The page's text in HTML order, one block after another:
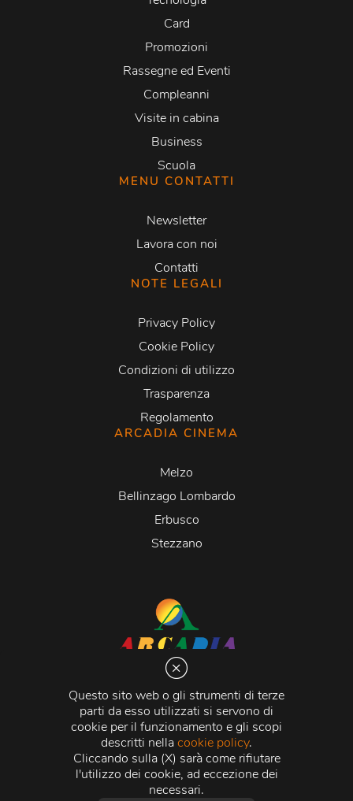
Questo sito web o gli strumenti di terze
parti da esso utilizzati si servono di
cookie per il funzionamento e gli scopi
descritti nellacookie policy.
Cliccando sulla (X) sarà come rifiutare
l'utilizzo dei cookie, ad eccezione dei
necessari.
Card
Promozioni
Rassegne ed Eventi
Compleanni
Visite in cabina
Business
Scuola
MENU CONTATTI
Newsletter
Lavora con noi
Contatti
NOTE LEGALI
Privacy Policy
Cookie Policy
Condizioni di utilizzo
Trasparenza
Regolamento
ARCADIA CINEMA
Melzo
Bellinzago Lombardo
Erbusco
Stezzano
Via Martiri della Libertà 20066 Melzo (MI)
C.C.I.A.A. - R.E.A di Milano n. 1427910
Registro delle Imprese di Milano n. 338392 -
Fiscale e Partita Iva11015840157 | Capitale Sociale
500.000,00 i.v.
Credits:Crea Informatica S.r.l. 2026 © Tutti i diritti
riservati.